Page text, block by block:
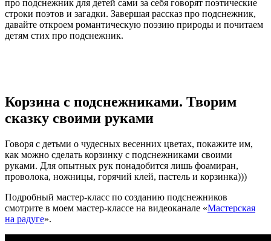
про подснежник для детей сами за себя говорят поэтические
строки поэтов и загадки. Завершая рассказ про подснежник,
давайте откроем романтическую поэзию природы и почитаем
детям стих про подснежник.
Корзина с подснежниками. Творим
сказку своими руками
Говоря с детьми о чудесных весенних цветах, покажите им,
как можно сделать корзинку с подснежниками своими
руками. Для опытных рук понадобится лишь фоамиран,
проволока, ножницы, горячий клей, пастель и корзинка)))
Подробный мастер-класс по созданию подснежников
смотрите в моем мастер-классе на видеоканале «Мастерская
на радуге».